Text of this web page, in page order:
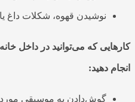
نوشیدن قهوه، شکلات داغ یا
کارهایی که می‌توانید در داخل
انجام دهید:
گوش‌دادن به موسیقی مورد